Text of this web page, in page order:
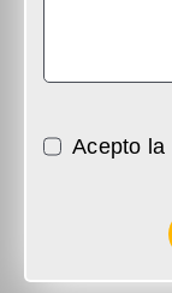
Acepto la